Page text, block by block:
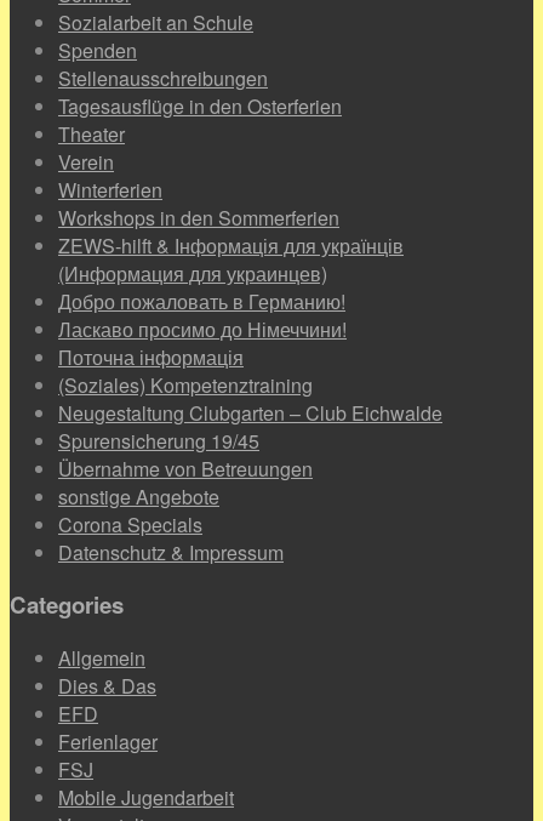
Sozialarbeit an Schule
Spenden
Stellenausschreibungen
Tagesausflüge in den Osterferien
Theater
Verein
Winterferien
Workshops in den Sommerferien
ZEWS-hilft & Інформація для українців
(Информация для украинцев)
Добро пожаловать в Германию!
Ласкаво просимо до Німеччини!
Поточна інформація
(Soziales) Kompetenztraining
Neugestaltung Clubgarten – Club Eichwalde
Spurensicherung 19/45
Übernahme von Betreuungen
sonstige Angebote
Corona Specials
Datenschutz & Impressum
Categories
Allgemein
Dies & Das
EFD
Ferienlager
FSJ
Mobile Jugendarbeit